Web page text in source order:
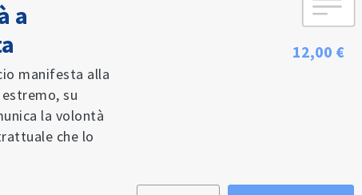
a
manifesta alla
su
la volontà
che lo
12,00 €